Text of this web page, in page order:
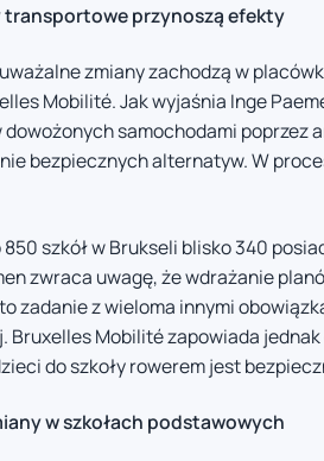
transportowe przynoszą efekty
zmiany zachodzą w
Mobilité. Jak wyjaśnia Inge
samochodami poprzez
bezpiecznych alternatyw. W
850 szkół w Brukseli blisko 340
zwraca uwagę, że wdrażanie
zadanie z wieloma innymi
Bruxelles Mobilité zapowiada
do szkoły rowerem jest
w szkołach podstawowych